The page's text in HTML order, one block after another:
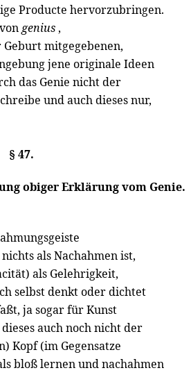
Producte hervorzubringen.
genius ,
mitgegebenen,
jene originale Ideen
das Genie nicht der
und auch dieses nur,
§ 47.
obiger Erklärung vom Genie.
als Nachahmen ist,
als Gelehrigkeit,
selbst denkt oder dichtet
ja sogar für Kunst
auch noch nicht der
Kopf (im Gegensatze
bloß lernen und nachahmen